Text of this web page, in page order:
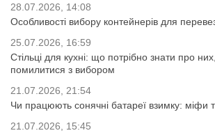
28.07.2026, 14:08
Особливості вибору контейнерів для
25.07.2026, 16:59
Стільці для кухні: що потрібно знати про
помилитися з вибором
21.07.2026, 21:54
Чи працюють сонячні батареї взимку: міфи
21.07.2026, 15:45